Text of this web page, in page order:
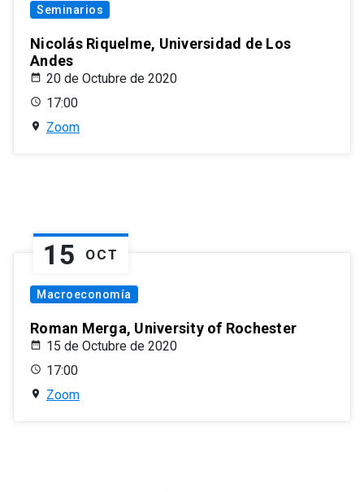
Seminarios
Nicolás Riquelme, Universidad de Los
Andes
20 de Octubre de 2020
17:00
Zoom
15 OCT
Macroeconomía
Roman Merga, University of Rochester
15 de Octubre de 2020
17:00
Zoom